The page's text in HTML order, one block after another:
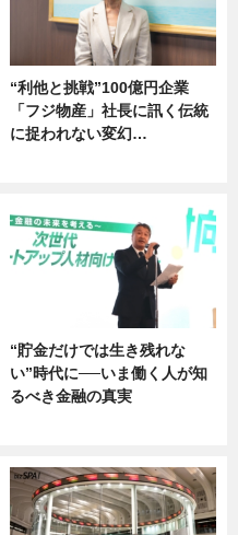
“利他と挑戦”100億円企業
「フジ物産」社長に訊く伝統
に捉われない変幻…
“貯金だけでは生き残れな
い”時代に──いま働く人が知
るべき金融の真実